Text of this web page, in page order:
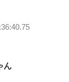
ん